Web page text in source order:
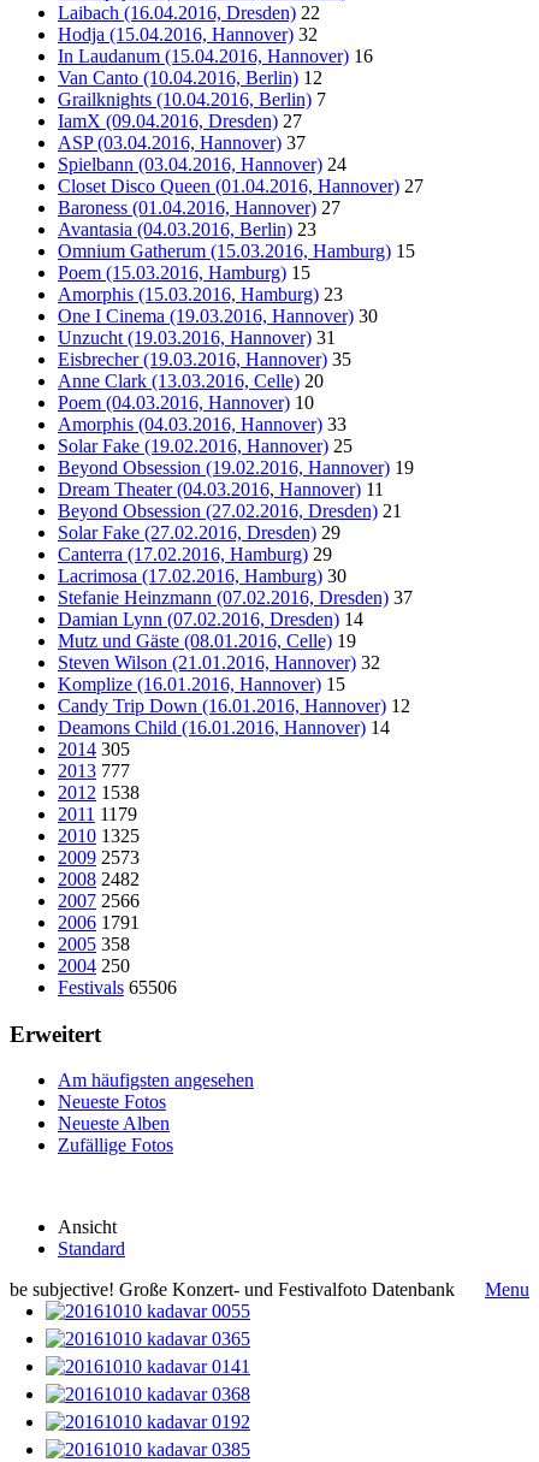
Laibach (16.04.2016, Dresden) 22
Hodja (15.04.2016, Hannover) 32
In Laudanum (15.04.2016, Hannover) 16
Van Canto (10.04.2016, Berlin) 12
Grailknights (10.04.2016, Berlin) 7
IamX (09.04.2016, Dresden) 27
ASP (03.04.2016, Hannover) 37
Spielbann (03.04.2016, Hannover) 24
Closet Disco Queen (01.04.2016, Hannover) 27
Baroness (01.04.2016, Hannover) 27
Avantasia (04.03.2016, Berlin) 23
Omnium Gatherum (15.03.2016, Hamburg) 15
Poem (15.03.2016, Hamburg) 15
Amorphis (15.03.2016, Hamburg) 23
One I Cinema (19.03.2016, Hannover) 30
Unzucht (19.03.2016, Hannover) 31
Eisbrecher (19.03.2016, Hannover) 35
Anne Clark (13.03.2016, Celle) 20
Poem (04.03.2016, Hannover) 10
Amorphis (04.03.2016, Hannover) 33
Solar Fake (19.02.2016, Hannover) 25
Beyond Obsession (19.02.2016, Hannover) 19
Dream Theater (04.03.2016, Hannover) 11
Beyond Obsession (27.02.2016, Dresden) 21
Solar Fake (27.02.2016, Dresden) 29
Canterra (17.02.2016, Hamburg) 29
Lacrimosa (17.02.2016, Hamburg) 30
Stefanie Heinzmann (07.02.2016, Dresden) 37
Damian Lynn (07.02.2016, Dresden) 14
Mutz und Gäste (08.01.2016, Celle) 19
Steven Wilson (21.01.2016, Hannover) 32
Komplize (16.01.2016, Hannover) 15
Candy Trip Down (16.01.2016, Hannover) 12
Deamons Child (16.01.2016, Hannover) 14
2014 305
2013 777
2012 1538
2011 1179
2010 1325
2009 2573
2008 2482
2007 2566
2006 1791
2005 358
2004 250
Festivals 65506
Erweitert
Am häufigsten angesehen
Neueste Fotos
Neueste Alben
Zufällige Fotos
Ansicht
Standard
be subjective! Große Konzert- und Festivalfoto Datenbank
Menu